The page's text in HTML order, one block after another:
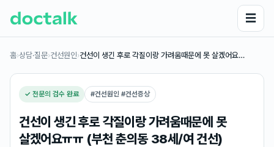
☰
홈›상담·질문›건선원인›건선이 생긴 후로 각질이랑 가려움때문에 못 살겠어요…
✓ 전문의 검수 완료 #건선원인 #건선증상
건선이 생긴 후로 각질이랑 가려움때문에 못
살겠어요ㅠㅠ (부천 춘의동 38세/여 건선)